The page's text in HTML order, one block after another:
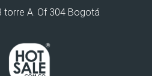
torre A. Of 304 Bogotá